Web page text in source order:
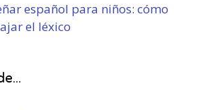
español para niños: cómo
el léxico